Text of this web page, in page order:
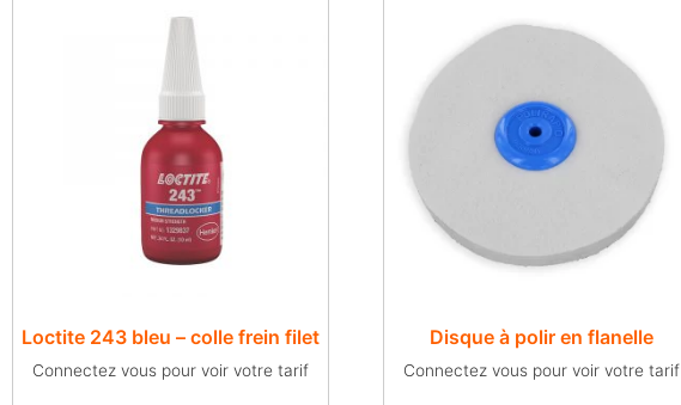
Loctite 243 bleu – colle frein filet
Connectez vous pour voir votre tarif
Disque à polir en flanelle
Connectez vous pour voir votre tarif